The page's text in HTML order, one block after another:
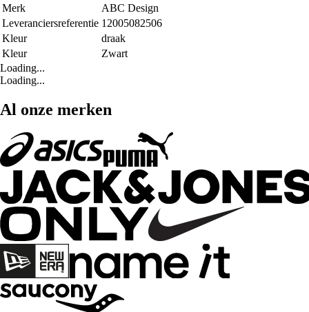
Merk
ABC Design
Leveranciersreferentie 12005082506
Kleur
draak
Kleur
Zwart
Loading...
Loading...
Al onze merken